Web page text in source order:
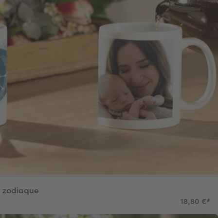
zodiaque
18,80 €*